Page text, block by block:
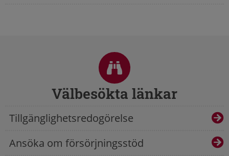
Välbesökta länkar
Tillgänglighetsredogörelse
Ansöka om försörjningsstöd